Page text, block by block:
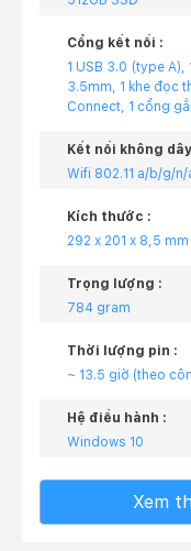
Cổng kết nối :
1 USB 3.0 (type
3.5mm, 1 khe đọc
Connect, 1 cổng
Kết nối không
Wifi 802.11 a/b/g/
Kích thước :
292 x 201 x 8,5 mm
Trọng lượng :
784 gram
Thời lượng pin :
~ 13.5 giờ (theo
Hệ điều hành :
Windows 10
Xem